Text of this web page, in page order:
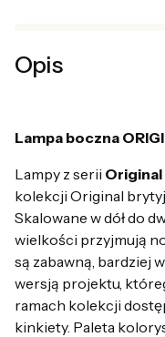
Opis
Lampa boczna
Lampy z serii Original
kolekcji Original
Skalowane w dół do
wielkości przyjmują
są zabawną, bardziej
wersją projektu,
ramach kolekcji
kinkiety. Paleta